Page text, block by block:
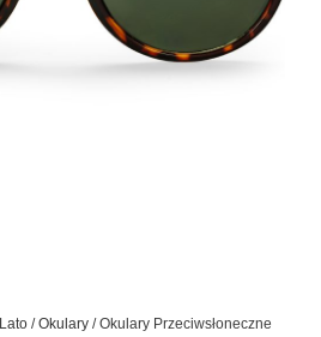
Lato /Okulary / Okulary Przeciwsłoneczne